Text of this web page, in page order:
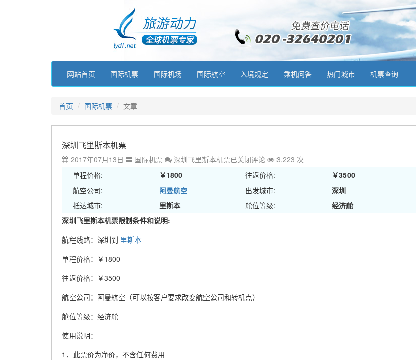
网站首页 国际机票 国际机场 国际航空 入境规定 乘机问答 热门城市 机票查询
首页 国际机票 文章
深圳飞里斯本机票
2017年07月13日 国际机票 深圳飞里斯本机票已关闭评论
3,223 次
单程价格:
￥1800 往返价格:
￥3500
航空公司:
阿曼航空 出发城市:
深圳
抵达城市:
里斯本 舱位等级:
经济舱
深圳飞里斯本机票限制条件和说明:
航程线路：深圳到 里斯本
单程价格：￥1800
往返价格：￥3500
航空公司：阿曼航空（可以按客户要求改变航空公司和转机点）
舱位等级：经济舱
使用说明：
1．此票价为净价，不含任何费用